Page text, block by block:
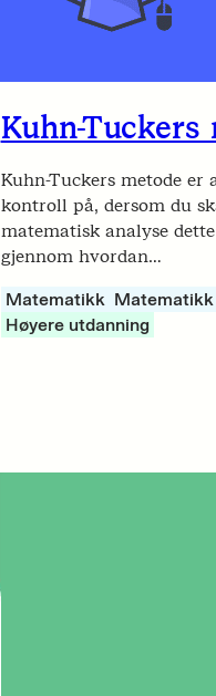
Kuhn-Tuckers
Kuhn-Tuckers metode er
kontroll på, dersom du
matematisk analyse
gjennom hvordan…
Matematikk
Høyere utdanning